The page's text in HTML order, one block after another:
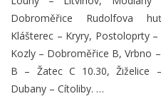
Dobroměřice Rudolfova
Klášterec – Kryry, Postoloprty
Kozly – Dobroměřice B, Vrbno
B – Žatec C 10.30, Žiželice
Dubany – Cítoliby. …